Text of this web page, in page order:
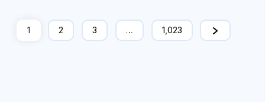
1 2 3 … 1,023